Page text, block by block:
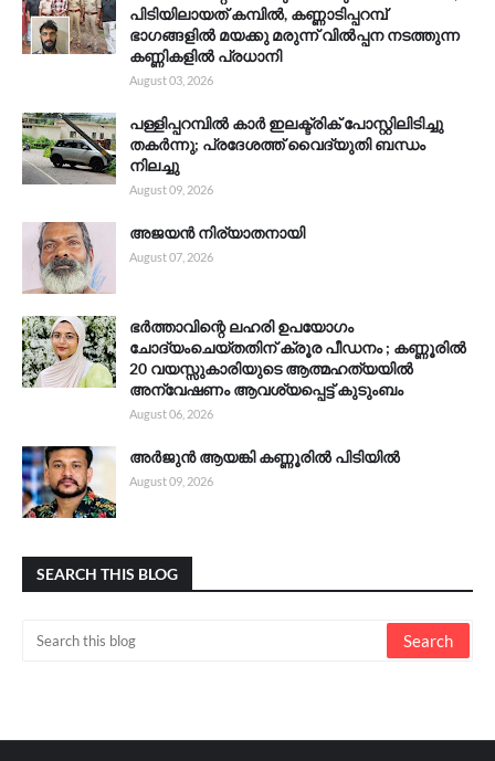
പിടിയിലായത് കമ്പിൽ, കണ്ണാടിപ്പറമ്പ്
ഭാഗങ്ങളിൽ മയക്കു മരുന്ന് വിൽപ്പന നടത്തുന്ന
കണ്ണികളിൽ പ്രധാനി
August 03, 2026
പള്ളിപ്പറമ്പിൽ കാർ ഇലക്ട്രിക് പോസ്റ്റിലിടിച്ചു
തകർന്നു; പ്രദേശത്ത് വൈദ്യുതി ബന്ധം
നിലച്ചു
August 09, 2026
അജയൻ നിര്യാതനായി
August 07, 2026
ഭർത്താവിന്റെ ലഹരി ഉപയോഗം
ചോദ്യംചെയ്തതിന് ക്രൂര പീഡനം ; കണ്ണൂരിൽ
20 വയസ്സുകാരിയുടെ ആത്മഹത്യയിൽ
അന്വേഷണം ആവശ്യപ്പെട്ട് കുടുംബം
August 06, 2026
അർജുൻ ആയങ്കി കണ്ണൂരിൽ പിടിയിൽ
August 09, 2026
SEARCH THIS BLOG